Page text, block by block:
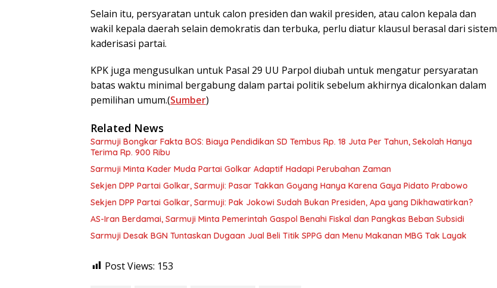
Selain itu, persyaratan untuk calon presiden dan wakil presiden, atau calon kepala dan
wakil kepala daerah selain demokratis dan terbuka, perlu diatur klausul berasal dari sistem
kaderisasi partai.
KPK juga mengusulkan untuk Pasal 29 UU Parpol diubah untuk mengatur persyaratan
batas waktu minimal bergabung dalam partai politik sebelum akhirnya dicalonkan dalam
pemilihan umum.(Sumber)
Related News
Sarmuji Bongkar Fakta BOS: Biaya Pendidikan SD Tembus Rp. 18 Juta Per Tahun, Sekolah Hanya
Terima Rp. 900 Ribu
Sarmuji Minta Kader Muda Partai Golkar Adaptif Hadapi Perubahan Zaman
Sekjen DPP Partai Golkar, Sarmuji: Pasar Takkan Goyang Hanya Karena Gaya Pidato Prabowo
Sekjen DPP Partai Golkar, Sarmuji: Pak Jokowi Sudah Bukan Presiden, Apa yang Dikhawatirkan?
AS-Iran Berdamai, Sarmuji Minta Pemerintah Gaspol Benahi Fiskal dan Pangkas Beban Subsidi
Sarmuji Desak BGN Tuntaskan Dugaan Jual Beli Titik SPPG dan Menu Makanan MBG Tak Layak
Post Views: 153